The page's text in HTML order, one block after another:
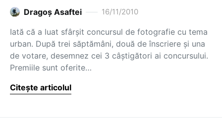
Dragoş Asaftei 16/11/2010
Iată că a luat sfârşit concursul de fotografie cu tema
urban. După trei săptămâni, două de înscriere şi una
de votare, desemnez cei 3 câştigători ai concursului.
Premiile sunt oferite…
Citește articolul